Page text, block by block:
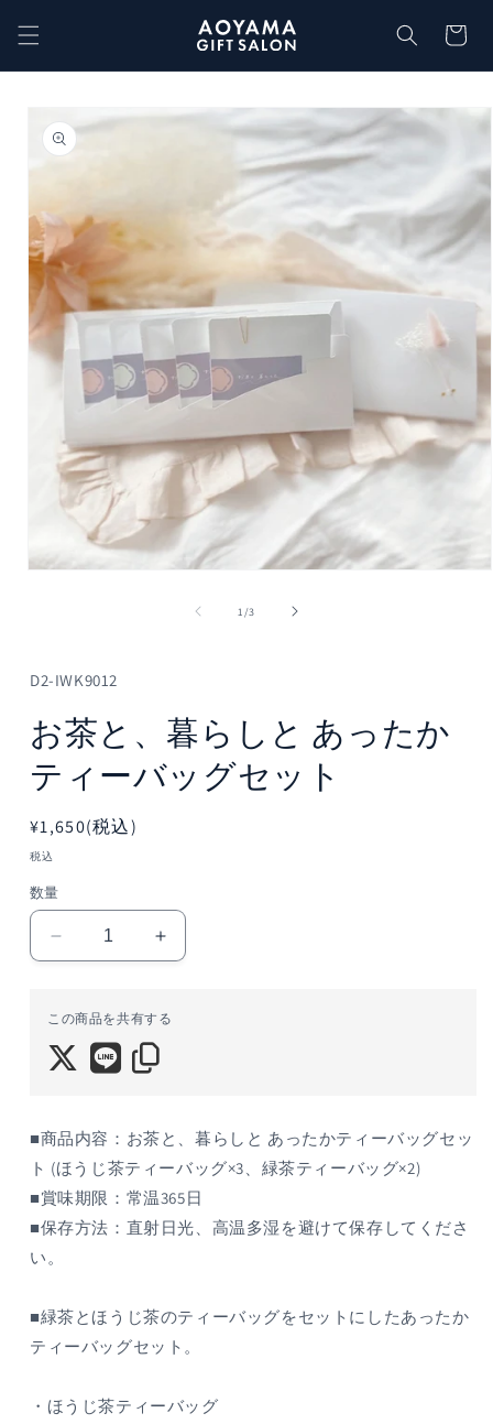
ンツに
進む
ー
報にス
キップ
メ
ィ
ア
(1)
を
開
1/の
3
D2-IWK9012
お茶と、暮らしと あったか
ティーバッグセット
通
常
格
¥1,650(税込)
税込
数量
暮
ら
あ
っ
た
か
テ
バ
ッ
セ
お
暮
ら
あ
か
テ
バ
ッ
セ
この商品を共有する
■商品内容：お茶と、暮らしと あったかティーバッグセッ
ト (ほうじ茶ティーバッグ×3、緑茶ティーバッグ×2)
■賞味期限：常温365日
■保存方法：直射日光、高温多湿を避けて保存してくださ
い。
■緑茶とほうじ茶のティーバッグをセットにしたあったか
ティーバッグセット。
・ほうじ茶ティーバッグ